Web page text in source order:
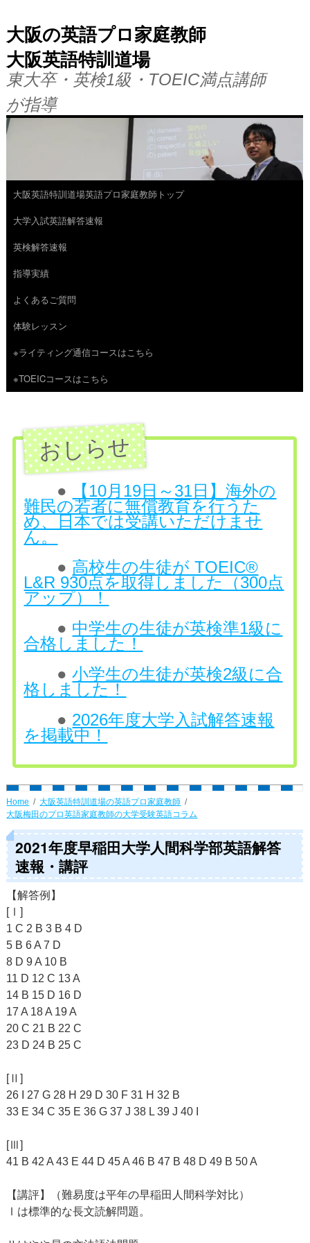
大阪の英語プロ家庭教師
大阪英語特訓道場
東大卒・英検1級・TOEIC満点講師
が指導
コ
ン
テ
ン
ツ
へ
ス
キ
大阪英語特訓道場英語プロ家庭教師トップ
大学入試英語解答速報
英検解答速報
指導実績
よくあるご質問
体験レッスン
※ライティング通信コースはこちら
※TOEICコースはこちら
●
【10月19日～31日】海外の
難民の若者に無償教育を行うた
め、日本では受講いただけませ
ん。
● 高校生の生徒が TOEIC®
L&R 930点を取得しました（300点
アップ）！
● 中学生の生徒が英検準1級に
合格しました！
●小学生の生徒が英検2級に合
格しました！
● 2026年度大学入試解答速報
を掲載中！
Home
大阪英語特訓道場の英語プロ家庭教師
大阪梅田のプロ英語家庭教師の大学受験英語コラム
2021年度早稲田大学人間科学部英語解答
速報・講評
【解答例】
[Ⅰ]
1 C 2 B 3 B 4 D
5 B 6 A 7 D
8 D 9 A 10 B
11 D 12 C 13 A
14 B 15 D 16 D
17 A 18 A 19 A
20 C 21 B 22 C
23 D 24 B 25 C
[Ⅱ]
26 I 27 G 28 H 29 D 30 F 31 H 32 B
33 E 34 C 35 E 36 G 37 J 38 L 39 J 40 I
[Ⅲ]
41 B 42 A 43 E 44 D 45 A 46 B 47 B 48 D 49 B 50 A
【講評】（難易度は平年の早稲田人間科学対比）
Ⅰは標準的な長文読解問題。